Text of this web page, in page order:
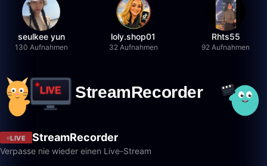
seulkee yun
130 Aufnahmen
loly.shop01
32 Aufnahmen
Rhts55
92 Aufnahmen
LIVE StreamRecorder
Verpasse nie wieder einen Live-Stream